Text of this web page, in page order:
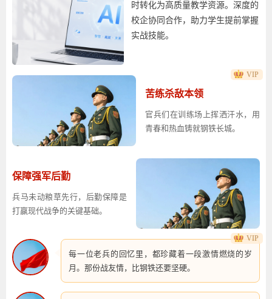
时转化为高质量教学资源。深度的
校企协同合作，助力学生提前掌握
实战技能。
校企合作教学正文 苦练杀敌本领
官兵们在训练场上挥洒汗水，用
青春和热血铸就钢铁长城。
保障强军后勤
兵马未动粮草先行，后勤保障是
打赢现代战争的关键基础。
商 强军训练保障图文
VIP
每一位老兵的回忆里，都珍藏着一段激情燃烧的岁
月。那份战友情，比钢铁还要坚硬。
VIP